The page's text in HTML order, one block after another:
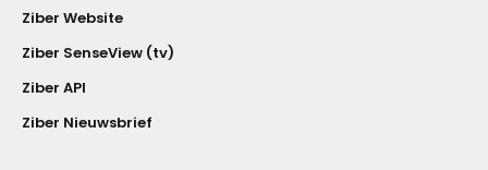
Ziber Website
Ziber SenseView (tv)
Ziber API
Ziber Nieuwsbrief